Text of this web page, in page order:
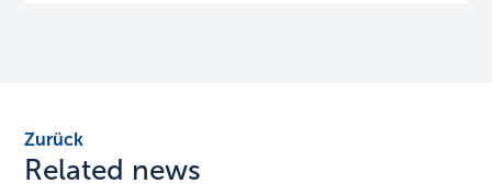
Zurück
Related news